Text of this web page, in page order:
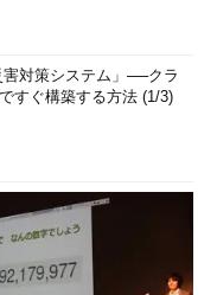
対策システム」──クラ
すぐ構築する方法 (1/3)